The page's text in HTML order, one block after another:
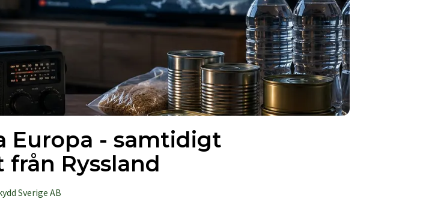
Europa - samtidigt
Ryssland
Sverige AB